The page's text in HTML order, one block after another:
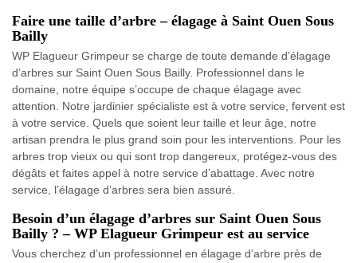
Faire une taille d’arbre – élagage à Saint Ouen Sous
Bailly
WP Elagueur Grimpeur se charge de toute demande d’élagage
d’arbres sur Saint Ouen Sous Bailly. Professionnel dans le
domaine, notre équipe s’occupe de chaque élagage avec
attention. Notre jardinier spécialiste est à votre service, fervent est
à votre service. Quels que soient leur taille et leur âge, notre
artisan prendra le plus grand soin pour les interventions. Pour les
arbres trop vieux ou qui sont trop dangereux, protégez-vous des
dégâts et faites appel à notre service d’abattage. Avec notre
service, l’élagage d’arbres sera bien assuré.
Besoin d’un élagage d’arbres sur Saint Ouen Sous
Bailly ? – WP Elagueur Grimpeur est au service
Vous cherchez d’un professionnel en élagage d’arbre près de